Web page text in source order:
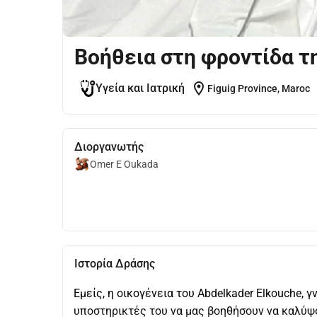
Βοήθεια στη φροντίδα
Υγεία και Ιατρική location_on Figuig Province, Maroc
Διοργανωτής
Omer E Oukada
Ιστορία Δράσης
Εμείς, η οικογένεια του Abdelkader
υποστηρικτές του να μας βοηθήσουν να